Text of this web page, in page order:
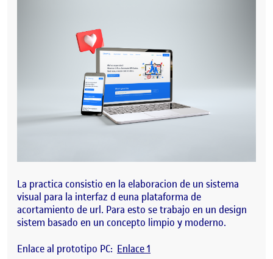
La practica consistio en la elaboracion de un sistema
visual para la interfaz d euna plataforma de
acortamiento de url. Para esto se trabajo en un design
sistem basado en un concepto limpio y moderno.
Enlace al prototipo PC: Enlace 1